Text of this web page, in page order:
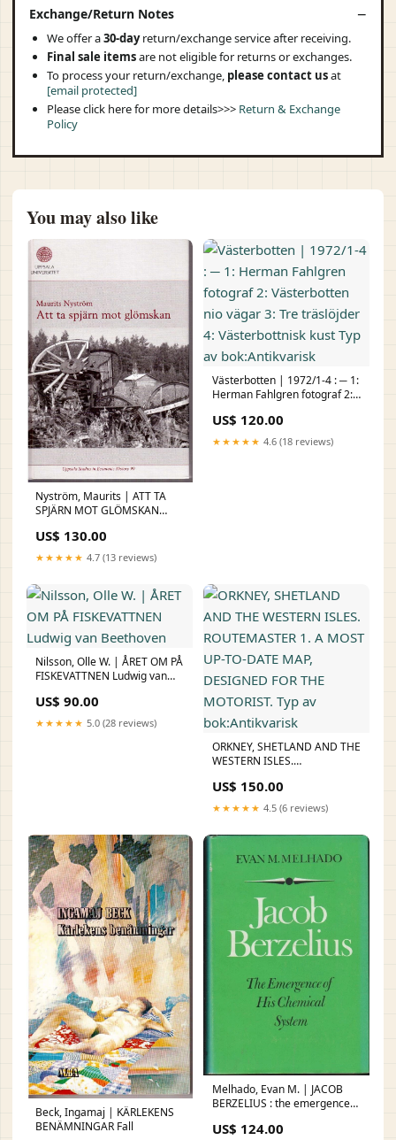
Exchange/Return Notes
We offer a30-dayreturn/exchange service after receiving.
Final sale itemsare not eligible for returns or exchanges.
To process your return/exchange, please contact usat
[email protected]
Please click here for more details>>> Return & Exchange
Policy
You may also like
Nyström, Maurits | ATT TA
SPJÄRN MOT GLÖMSKAN
US$ 130.00
★★★★★ 4.7 (13 reviews)
Västerbotten | 1972/1-4 : ─ 1:
Herman Fahlgren fotograf 2:
träslöjder 4: Västerbottnisk
kust Typ av bok:Antikvarisk
US$ 120.00
★★★★★ 4.6 (18 reviews)
Nilsson, Olle W. | ÅRET OM PÅ
FISKEVATTNEN Ludwig van
US$ 90.00
★★★★★ 5.0 (28 reviews)
ORKNEY, SHETLAND AND THE
WESTERN ISLES.
UP-TO-DATE MAP, DESIGNED
FOR THE MOTORIST. Typ av
bok:Antikvarisk
US$ 150.00
★★★★★ 4.5 (6 reviews)
Beck, Ingamaj | KÄRLEKENS
BENÄMNINGAR Fall
Melhado, Evan M. | JACOB
BERZELIUS : the emergence
bok:Antikvarisk
US$ 124.00